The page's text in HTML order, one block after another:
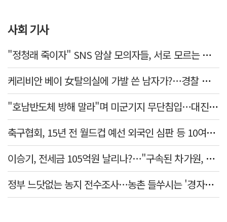
사회 기사
"정청래 죽이자" SNS 암살 모의자들, 서로 모르는 사이였다…檢송치
케리비안 베이 女탈의실에 가발 쓴 남자가?…경찰 추적 중
"호남반도체 방해 말라"며 미군기지 무단침입…대진연 회원 3명 '구속'
축구협회, 15년 전 월드컵 예선 외국인 심판 등 10여명에 '성 접대'
이승기, 전세금 105억원 날리나?…"구속된 차가원, 형사 범죄 영역"
정부 느닷없는 농지 전수조사…농촌 들쑤시는 '경자유전'의 칼날